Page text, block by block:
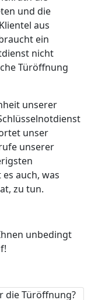
und die
aus
ein
nicht
Türöffnung
unserer
unser
unserer
auch, was
zu tun.
unbedingt
die Türöffnung?